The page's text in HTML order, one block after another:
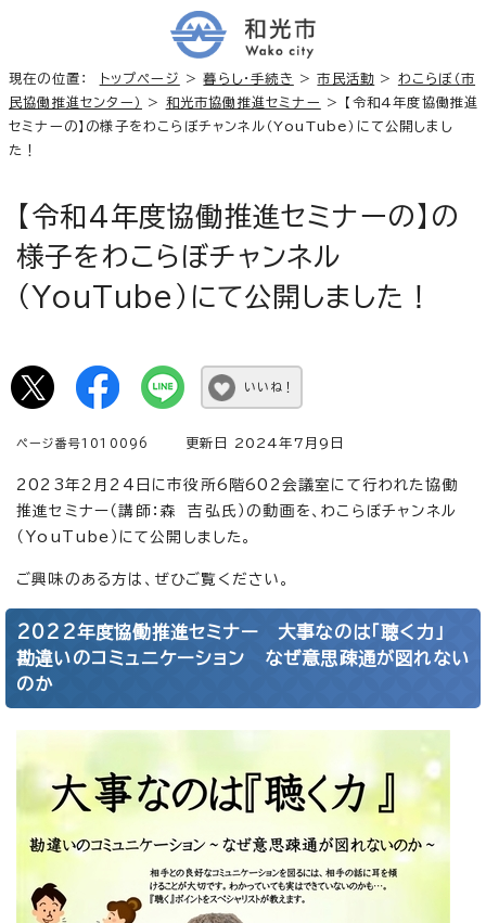
現在の位置： トップページ >暮らし・手続き >市民活動 > わこらぼ（市
民協働推進センター）
> 和光市協働推進セミナー
> 【令和4年度協働推進
セミナーの】の様子をわこらぼチャンネル（YouTube）にて公開しまし
た！
【令和4年度協働推進セミナーの】の
様子をわこらぼチャンネル
（YouTube）にて公開しました！
いいね！
ページ番号1010096 更新日 2024年7月9日
2023年2月24日に市役所6階602会議室にて行われた協働
推進セミナー（講師：森 吉弘氏）の動画を、わこらぼチャンネル
（YouTube）にて公開しました。
ご興味のある方は、ぜひご覧ください。
2022年度協働推進セミナー 大事なのは「聴く力」
勘違いのコミュニケーション なぜ意思疎通が図れない
のか